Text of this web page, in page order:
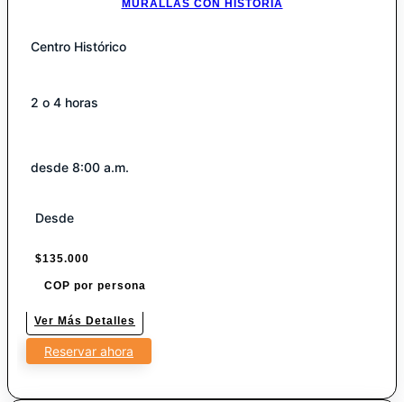
MURALLAS CON HISTORIA
Centro Histórico
2 o 4 horas
desde 8:00 a.m.
Desde
$135.000
COP por persona
Ver Más Detalles
Reservar ahora